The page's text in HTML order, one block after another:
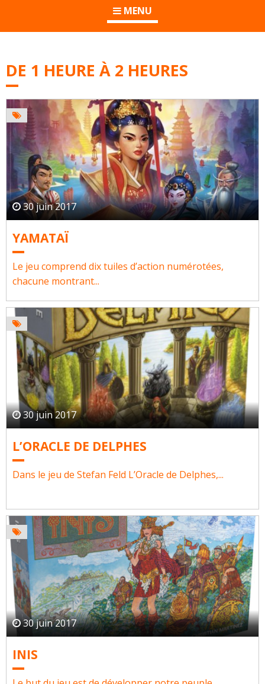
MENU
DE 1 HEURE À 2 HEURES
30 juin 2017
YAMATAÏ
Le jeu comprend dix tuiles d’action numérotées,
chacune montrant...
30 juin 2017
L’ORACLE DE DELPHES
Dans le jeu de Stefan Feld L’Oracle de Delphes,...
30 juin 2017
INIS